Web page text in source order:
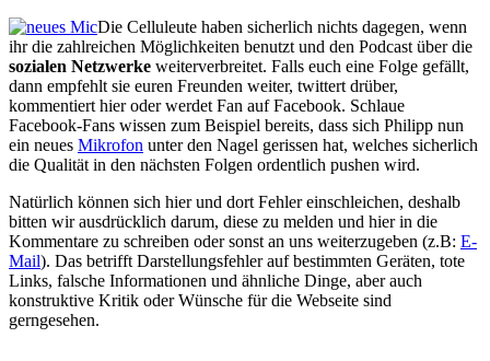
Die Celluleute haben sicherlich nichts dagegen, wenn
ihr die zahlreichen Möglichkeiten benutzt und den Podcast über die
sozialen Netzwerke weiterverbreitet. Falls euch eine Folge gefällt,
dann empfehlt sie euren Freunden weiter, twittert drüber,
kommentiert hier oder werdet Fan auf Facebook. Schlaue
Facebook-Fans wissen zum Beispiel bereits, dass sich Philipp nun
ein neues Mikrofon unter den Nagel gerissen hat, welches sicherlich
die Qualität in den nächsten Folgen ordentlich pushen wird.
Natürlich können sich hier und dort Fehler einschleichen, deshalb
bitten wir ausdrücklich darum, diese zu melden und hier in die
Kommentare zu schreiben oder sonst an uns weiterzugeben (z.B: E-
Mail). Das betrifft Darstellungsfehler auf bestimmten Geräten, tote
Links, falsche Informationen und ähnliche Dinge, aber auch
konstruktive Kritik oder Wünsche für die Webseite sind
gerngesehen.